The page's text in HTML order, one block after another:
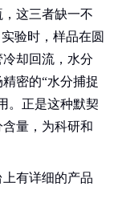
这三者缺一不
验时，样品在圆
却回流，水分
密的“水分捕捉
。正是这种默契
量，为科研和
有详细的产品